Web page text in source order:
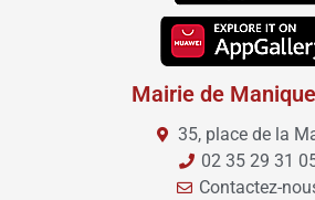
Mairie de
35, place de la
02 35 29 31
Contactez-